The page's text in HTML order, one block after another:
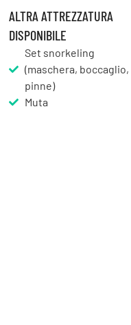
ALTRA ATTREZZATURA
DISPONIBILE
Set snorkeling
(maschera, boccaglio,
pinne)
Muta